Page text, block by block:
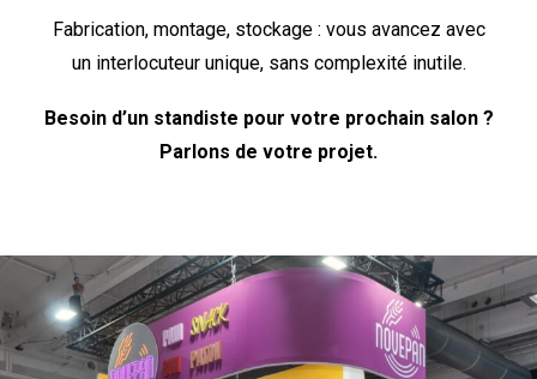
Fabrication, montage, stockage : vous avancez avec
un interlocuteur unique, sans complexité inutile.
Besoin d’un standiste pour votre prochain salon ?
Parlons de votre projet.